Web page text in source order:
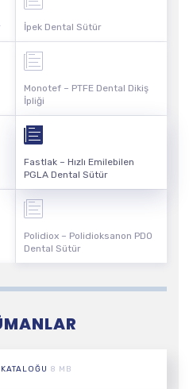
İpek Dental Sütür
Monotef – PTFE Dental Dikiş
İpliği
Fastlak – Hızlı Emilebilen
PGLA Dental Sütür
Polidiox – Polidioksanon PDO
Dental Sütür
8 MB